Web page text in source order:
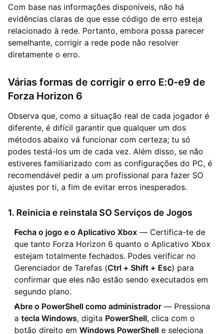
Com base nas informações disponíveis, não há
evidências claras de que esse código de erro esteja
relacionado à rede. Portanto, embora possa parecer
semelhante, corrigir a rede pode não resolver
diretamente o erro.
Várias formas de corrigir o erro E:0-e9 de
Forza Horizon 6
Observa que, como a situação real de cada jogador é
diferente, é difícil garantir que qualquer um dos
métodos abaixo vá funcionar com certeza; tu só
podes testá-los um de cada vez. Além disso, se não
estiveres familiarizado com as configurações do PC, é
recomendável pedir a um profissional para fazer SO
ajustes por ti, a fim de evitar erros inesperados.
1. Reinicia e reinstala SO Serviços de Jogos
Fecha o jogo e o Aplicativo Xbox — Certifica-te de
que tanto Forza Horizon 6 quanto o Aplicativo Xbox
estejam totalmente fechados. Podes verificar no
Gerenciador de Tarefas (Ctrl + Shift + Esc) para
confirmar que eles não estão sendo executados em
segundo plano.
Abre o PowerShell como administrador — Pressiona
a tecla Windows, digita PowerShell, clica com o
botão direito em Windows PowerShell e seleciona